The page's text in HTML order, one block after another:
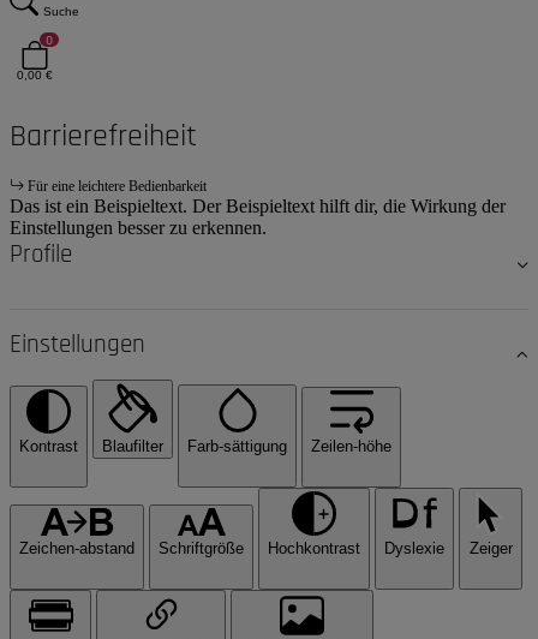
Suche
0
0,00 €
Barrierefreiheit
Für eine leichtere Bedienbarkeit
Das ist ein Beispieltext. Der Beispieltext hilft dir, die Wirkung der
Einstellungen besser zu erkennen.
Profile
Einstellungen
Kontrast Blaufilter Farb-sättigung Zeilen-höhe
Zeichen-abstand Schriftgröße Hochkontrast Dyslexie Zeiger